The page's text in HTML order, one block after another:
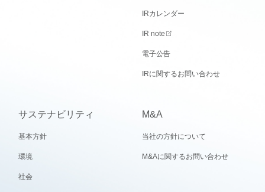
IRカレンダー
IR note
電子公告
IRに関するお問い合わせ
サステナビリティ
基本方針
環境
社会
M&A
当社の方針について
M&Aに関するお問い合わせ